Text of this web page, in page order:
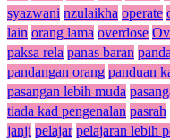
syazwani nzulaikha operate
lain orang lama overdose
paksa rela panas baran
pandangan orang panduan
pasangan lebih muda
tiada kad pengenalan pasrah
janji pelajar pelajaran lebih